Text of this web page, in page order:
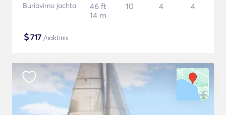
Buriavimo jachta
46 ft
14 m
10 4 4
$717 /naktinis